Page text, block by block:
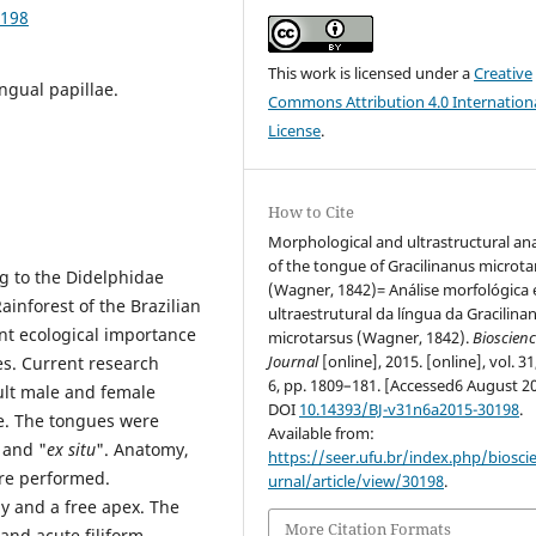
papillae.
to the Didelphidae
of the Brazilian
ecological importance
Current research
male and female
The tongues were
"ex situ". Anatomy,
performed.
and a free apex. The
This work is licensed under aCreative
Commons Attribution 4.0
License.
How to Cite
Morphological and ultrastructural
of the tongue of Gracilinanus
(Wagner, 1842)= Análise morfológica
ultraestrutural da língua da
microtarsus (Wagner, 1842).
Journal[online], 2015. [online], vol.
6, pp. 1809–181. [Accessed6 August
DOI 10.14393/BJ-v31n6a2015-30198.
Available from:
https://seer.ufu.br/index.php/
urnal/article/view/30198.
More Citation Formats